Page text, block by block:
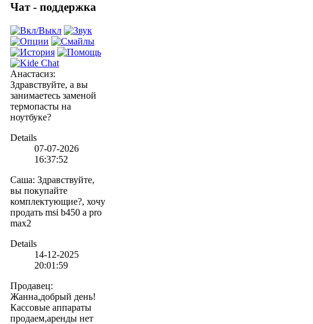
Чат - поддержка
Анастасиз:
Здравствуйте, а вы
занимаетесь заменой
термопасты на
ноутбуке?
Details
07-07-2026
16:37:52
Саша: Здравствуйте,
вы покупайте
комплектующие?, хочу
продать msi b450 a pro
max2
Details
14-12-2025
20:01:59
Продавец:
Жанна,добрый день!
Кассовые аппараты
продаем,аренды нет